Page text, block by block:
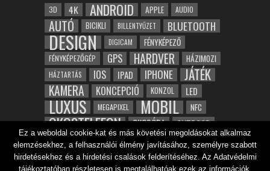
3D 4K ANDROID APPLE AUDIO
AUTÓ BICIKLI BILLENTYŰZET BLUETOOTH
DESIGN DIGICAM FÉNYKÉPEZŐ
FÉNYKÉPEZŐGÉP GPS HARDVER HÁZIMOZI
HÁZTARTÁS IOS IPAD IPHONE JÁTÉK
KAMERA KONCEPCIÓ KONZOL LED
LUXUS MEGAPIXEL MOBIL NFC
OKOSTELEFON OKOSÓRA OUTDOOR
ROBOT SAMSUNG SPORT TABLET
TESZT VIDEÓ VÍZÁLLÓ WIFI ZENE ZÖLD
Ez a weboldal cookie-kat és más követési megoldásokat alkalmaz
elemzésekhez, a felhasználói élmény javításához, személyre szabott
hirdetésekhez és a hirdetési csalások felderítéséhez. Az Adatvédelmi
tájékoztatóban részletesen is megtalálhatóak ezek az információk.